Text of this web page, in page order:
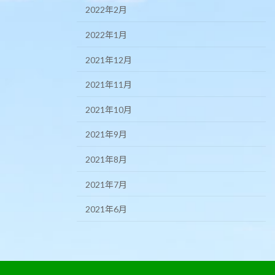
2022年2月
2022年1月
2021年12月
2021年11月
2021年10月
2021年9月
2021年8月
2021年7月
2021年6月